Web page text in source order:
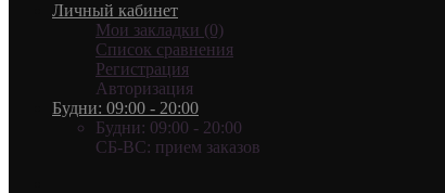
Личный кабинет
Мои закладки (0)
Список сравнения
Регистрация
Авторизация
Будни: 09:00 - 20:00
Будни: 09:00 - 20:00
СБ-ВС: прием заказов